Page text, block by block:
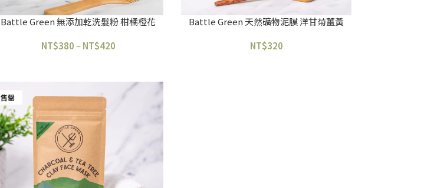
Battle Green 無添加乾洗髮粉 柑橘橙花
NT$380– NT$420
Battle Green 天然礦物泥膜 洋甘菊薑黃
NT$320
售罄